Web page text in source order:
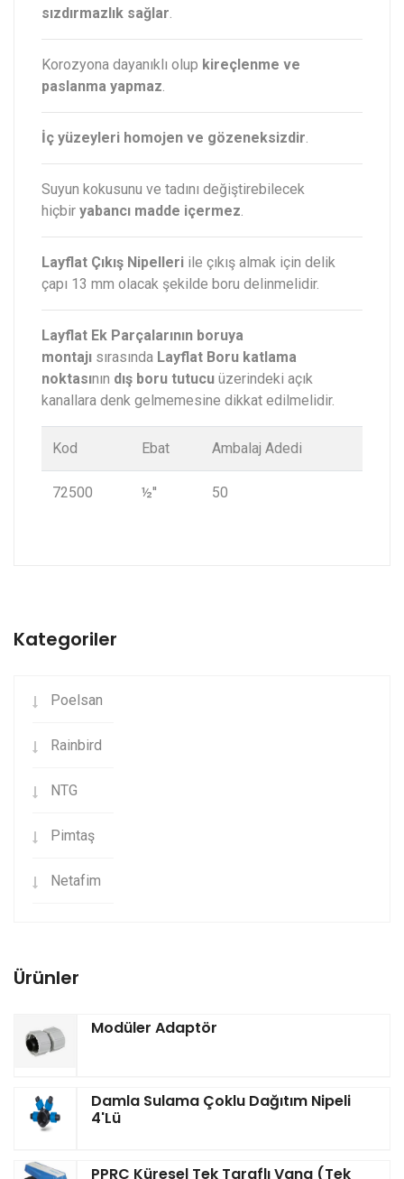
sızdırmazlık sağlar.
Korozyona dayanıklı olup kireçlenme ve
paslanma yapmaz.
İç yüzeyleri homojen ve gözeneksizdir.
Suyun kokusunu ve tadını değiştirebilecek
hiçbir yabancı madde içermez.
Layflat Çıkış Nipelleri ile çıkış almak için delik
çapı 13 mm olacak şekilde boru delinmelidir.
Layflat Ek Parçalarının boruya
montajı sırasında Layflat Boru katlama
noktasının dış boru tutucu üzerindeki açık
kanallara denk gelmemesine dikkat edilmelidir.
Kod Ebat Ambalaj Adedi
72500 ½'' 50
Kategoriler
Poelsan
Rainbird
NTG
Pimtaş
Netafim
Ürünler
Modüler Adaptör
Damla Sulama Çoklu Dağıtım Nipeli
4'lü
PPRC Küresel Tek Taraflı Vana (Tek